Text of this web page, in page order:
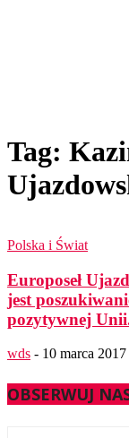
Tag:
Polska i Świat
Europoseł
jest
pozytywnej
wds - 10 marca 2017
OBSERWUJ